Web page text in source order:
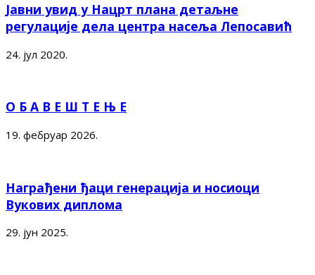
Јавни увид у Нацрт плана детаљне
регулације дела центра насеља Лепосавић
24. јул 2020.
О Б А В Е Ш Т Е Њ Е
19. фебруар 2026.
Награђени ђаци генерација и носиоци
Вукових диплома
29. јун 2025.